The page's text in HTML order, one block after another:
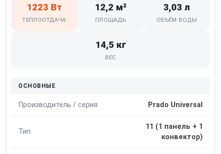
1223 Вт
ТЕПЛООТДАЧА
12,2 м²
ПЛОЩАДЬ
3,03 л
ОБЪЁМ ВОДЫ
14,5 кг
ВЕС
ОСНОВНЫЕ
Производитель / серия Prado Universal
Тип
11 (1 панель + 1
конвектор)